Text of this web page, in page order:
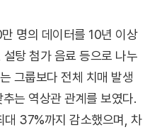
명의 데이터를 10년 이상
탕 첨가 음료 등으로 나누
그룹보다 전체 치매 발생
는 역상관 관계를 보였다.
대 37%까지 감소했으며, 차